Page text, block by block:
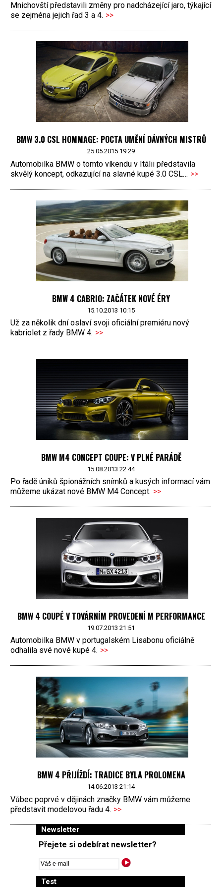
Mnichovští představili změny pro nadcházející jaro, týkající
se zejména jejich řad 3 a 4. >>
BMW 3.0 CSL HOMMAGE: POCTA UMĚNÍ DÁVNÝCH MISTRŮ
25.05.2015 19:29
Automobilka BMW o tomto víkendu v Itálii představila
skvělý koncept, odkazující na slavné kupé 3.0 CSL… >>
BMW 4 CABRIO: ZAČÁTEK NOVÉ ÉRY
15.10.2013 10:15
Už za několik dní oslaví svoji oficiální premiéru nový
kabriolet z řady BMW 4. >>
BMW M4 CONCEPT COUPE: V PLNÉ PARÁDĚ
15.08.2013 22:44
Po řadě úniků špionážních snímků a kusých informací vám
můžeme ukázat nové BMW M4 Concept. >>
BMW 4 COUPÉ V TOVÁRNÍM PROVEDENÍ M PERFORMANCE
19.07.2013 21:51
Automobilka BMW v portugalském Lisabonu oficiálně
odhalila své nové kupé 4. >>
BMW 4 PŘIJÍŽDÍ: TRADICE BYLA PROLOMENA
14.06.2013 21:14
Vůbec poprvé v dějinách značky BMW vám můžeme
představit modelovou řadu 4. >>
Newsletter
Přejete si odebírat newsletter?
Test